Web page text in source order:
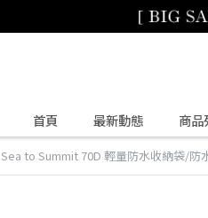
首頁 最新動態 商品
Sea to Summit 70D 輕量防水收納袋/防